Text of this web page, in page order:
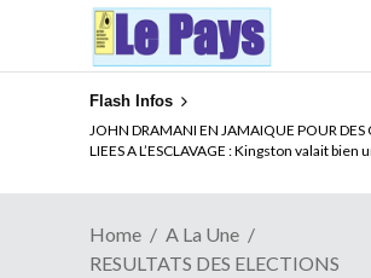
Flash Infos
JOHN DRAMANI EN JAMAIQUE POUR
LIEES A L’ESCLAVAGE : Kingston valait
ELECTION DE TALON A LA TETE DU SENAT
Quand Patrice quitte le pouvoir sans partir !
Home
A La Une
RESULTATS DES ELECTIONS